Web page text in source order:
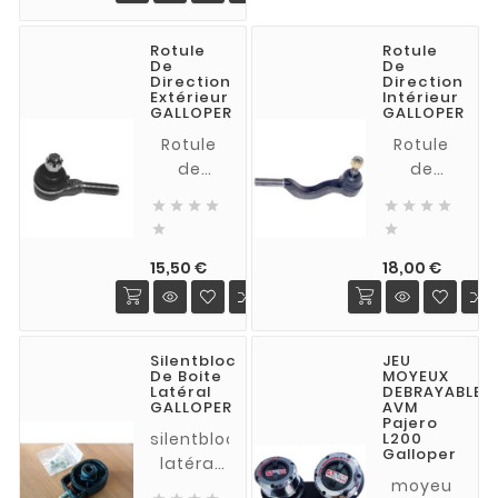
AR cote
remplace
avantagesement
ceux
qui
s'usurent
rapidement
et sont
l'origine
des
Rotule
De
Direction
Extérieur
GALLOPER
Rotule
de
extérieure
roue
droit ou
gauche)
tous
modèles
   

15,50 €Prix
Rotule
De
Direction
Intérieur
GALLOPER
Rotule
de
intérieure
gauche)
GALLOPER
tous
   

18,00 €Prix
Silentbloc
De Boite
Latéral
GALLOPER
silentbloc
latéral
JEU
MOYEUX
DEBRAYABLES
AVM
Pajero
L200
Galloper
moyeu